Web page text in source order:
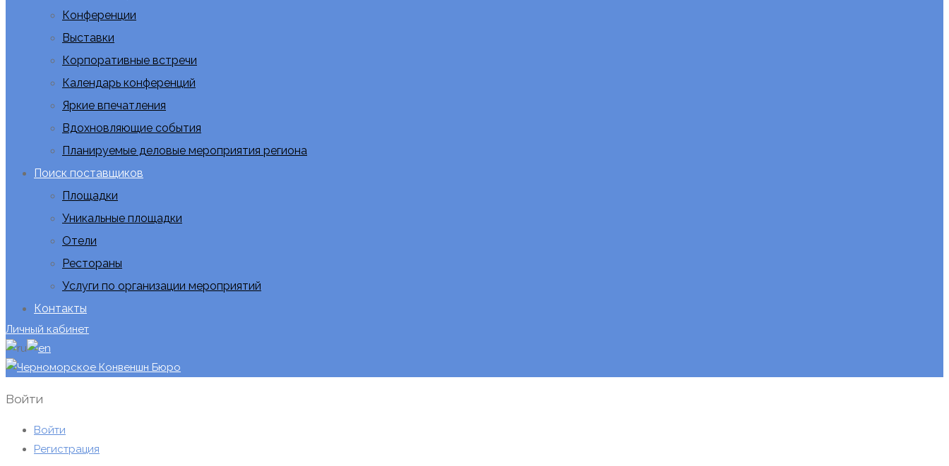
Конференции
Выставки
Корпоративные встречи
Календарь конференций
Яркие впечатления
Вдохновляющие события
Планируемые деловые мероприятия региона
Поиск поставщиков
Площадки
Уникальные площадки
Отели
Рестораны
Услуги по организации мероприятий
Контакты
Личный кабинет
Войти
Войти
Регистрация